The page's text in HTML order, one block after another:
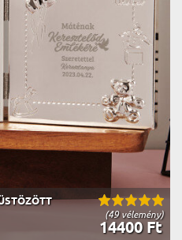
(49 vélemény)
14400 Ft